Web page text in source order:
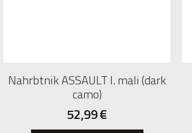
Nahrbtnik ASSAULT I. mali (dark
camo)
52,99€